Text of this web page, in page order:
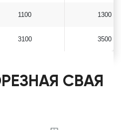
1100
3100
1300
3500
СВАЯ